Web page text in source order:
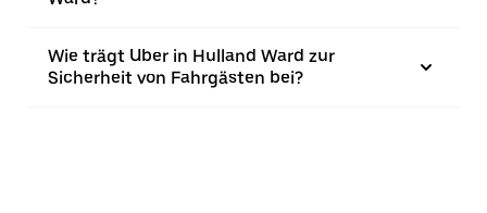
Wie trägt Uber in Hulland Ward zur
Sicherheit von Fahrgästen bei?